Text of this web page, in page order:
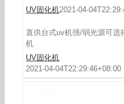
UV固化机2021-04-
直供台式uv机强/弱光源可
机
UV固化机
2021-04-04T22:29:46+08:00